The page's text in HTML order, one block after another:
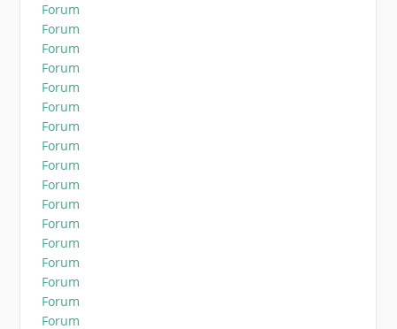
Forum
Forum
Forum
Forum
Forum
Forum
Forum
Forum
Forum
Forum
Forum
Forum
Forum
Forum
Forum
Forum
Forum